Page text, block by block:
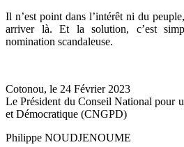
Il n’est point dans l’intérêt ni du
arriver là. Et la solution, c’est
nomination scandaleuse.
Cotonou, le 24 Février 2023
Le Président du Conseil National pour
et Démocratique (CNGPD)
Philippe NOUDJENOUME